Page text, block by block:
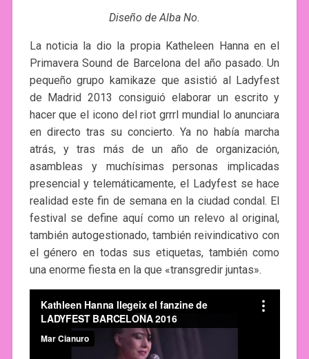
Diseño de Alba No.
La noticia la dio la propia Katheleen Hanna en el
Primavera Sound de Barcelona del año pasado. Un
pequeño grupo kamikaze que asistió al Ladyfest
de Madrid 2013 consiguió elaborar un escrito y
hacer que el icono del riot grrrl mundial lo anunciara
en directo tras su concierto. Ya no había marcha
atrás, y tras más de un año de organización,
asambleas y muchísimas personas implicadas
presencial y telemáticamente, el Ladyfest se hace
realidad este fin de semana en la ciudad condal. El
festival se define aquí como un relevo al original,
también autogestionado, también reivindicativo con
el género en todas sus etiquetas, también como
una enorme fiesta en la que «transgredir juntas».